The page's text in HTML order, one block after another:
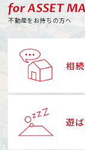
for ASSET
不動産をお持ちの方へ
相
遊